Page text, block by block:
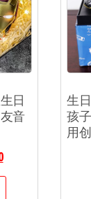
日
音
生
孩
用